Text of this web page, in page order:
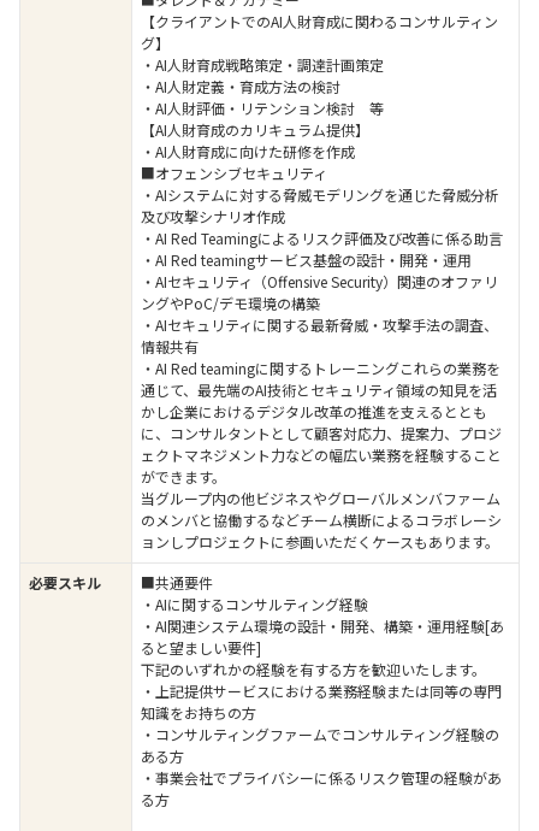
【クライアントでのAI人財育成に関わるコンサルティン
グ】
・AI人財育成戦略策定・調達計画策定
・AI人財定義・育成方法の検討
・AI人財評価・リテンション検討 等
【AI人財育成のカリキュラム提供】
・AI人財育成に向けた研修を作成
■オフェンシブセキュリティ
・AIシステムに対する脅威モデリングを通じた脅威分析
及び攻撃シナリオ作成
・AI Red Teamingによるリスク評価及び改善に係る助言
・AI Red teamingサービス基盤の設計・開発・運用
・AIセキュリティ（Offensive Security）関連のオファリ
ングやPoC/デモ環境の構築
・AIセキュリティに関する最新脅威・攻撃手法の調査、
情報共有
・AI Red teamingに関するトレーニングこれらの業務を
通じて、最先端のAI技術とセキュリティ領域の知見を活
かし企業におけるデジタル改革の推進を支えるととも
に、コンサルタントとして顧客対応力、提案力、プロジ
ェクトマネジメント力などの幅広い業務を経験すること
ができます。
当グループ内の他ビジネスやグローバルメンバファーム
のメンバと協働するなどチーム横断によるコラボレーシ
ョンしプロジェクトに参画いただくケースもあります。
必要スキル
■共通要件
・AIに関するコンサルティング経験
・AI関連システム環境の設計・開発、構築・運用経験[あ
ると望ましい要件]
下記のいずれかの経験を有する方を歓迎いたします。
・上記提供サービスにおける業務経験または同等の専門
知識をお持ちの方
・コンサルティングファームでコンサルティング経験の
ある方
・事業会社でプライバシーに係るリスク管理の経験があ
る方